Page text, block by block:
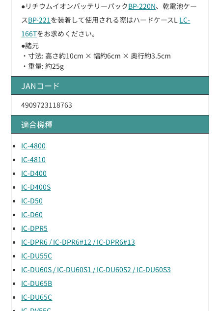
●リチウムイオンバッテリーパックBP-220N、乾電池ケー
スBP-221 を装着して使用される際はハードケースL LC-
166Tをお求めください。
●諸元
・寸法: 高さ約10cm × 幅約6cm × 奥行約3.5cm
・重量: 約25g
JANコード
4909723118763
適合機種
IC-4800
IC-4810
IC-D400
IC-D400S
IC-D50
IC-D60
IC-DPR5
IC-DPR6 / IC-DPR6#12 / IC-DPR6#13
IC-DU55C
IC-DU60S / IC-DU60S1 / IC-DU60S2 / IC-DU60S3
IC-DU65B
IC-DU65C